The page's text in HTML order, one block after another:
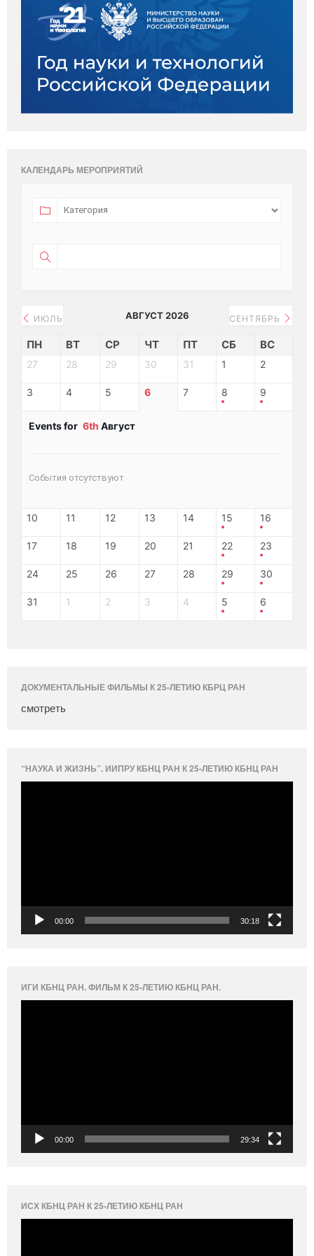
КАЛЕНДАРЬ МЕРОПРИЯТИЙ
ИЮЛЬ АВГУСТ 2026 СЕНТЯБРЬ
ПН ВТ СР ЧТ ПТ СБ ВС
27 28 29 30 31 1 2
3 4 5 6 7 8 9
Events for 6th Август
События отсутствуют
10 11 12 13 14 15 16
17 18 19 20 21 22 23
24 25 26 27 28 29 30
31 1 2 3 4 5 6
ДОКУМЕНТАЛЬНЫЕ ФИЛЬМЫ К 25-ЛЕТИЮ КБРЦ РАН
смотреть
“НАУКА И ЖИЗНЬ”. ИИПРУ КБНЦ РАН К 25-ЛЕТИЮ КБНЦ РАН
00:00 30:18
ИГИ КБНЦ РАН. ФИЛЬМ К 25-ЛЕТИЮ КБНЦ РАН.
00:00 29:34
ИСХ КБНЦ РАН К 25-ЛЕТИЮ КБНЦ РАН